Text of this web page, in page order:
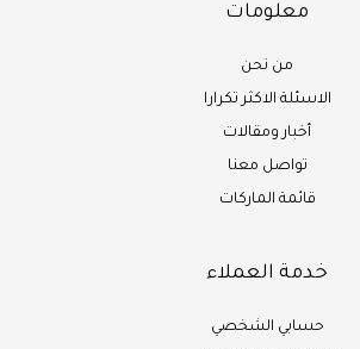
معلومات
من نحن
الاسئلة الاكثر تكرارا
أخبار ومقالات
تواصل معنا
قائمة الماركات
خدمة العملاء
حسابي الشخصي